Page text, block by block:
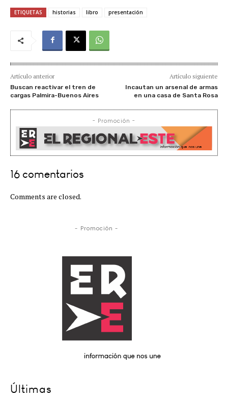
ETIQUETAS historias libro presentación
Artículo anterior
Buscan reactivar el tren de
cargas Palmira-Buenos Aires
Artículo siguiente
Incautan un arsenal de armas
en una casa de Santa Rosa
- Promoción -
16 comentarios
Comments are closed.
- Promoción -
Últimas